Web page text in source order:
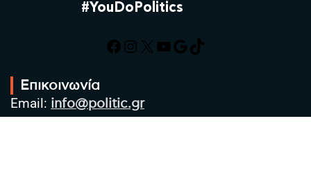
#YouDoPolitics
Facebook
Instagram
X YouTube
Google
TikTok
Επικοινωνία
Email: info@politic.gr
Τηλ: